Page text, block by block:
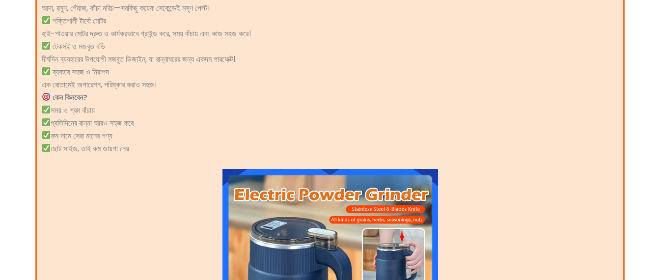
আদা, রসুন, পেঁয়াজ, কাঁচা মরিচ—সবকিছু কয়েক সেকেন্ডেই মসৃণ পেস্ট।
শক্তিশালী টার্বো মোটর
হাই-পাওয়ার মোটর দ্রুত ও কার্যকরভাবে গ্রাইন্ড করে, সময় বাঁচায় এবং কাজ সহজ করে।
টেকসই ও মজবুত বডি
দীর্ঘদিন ব্যবহারের উপযোগী মজবুত ডিজাইন, যা রান্নাঘরের জন্য একদম পারফেক্ট।
ব্যবহার সহজ ও নিরাপদ
এক বোতামেই অপারেশন, পরিষ্কার করাও সহজ।
কেন কিনবেন?
সময় ও শ্রম বাঁচায়
প্রতিদিনের রান্না আরও সহজ করে
কম দামে সেরা মানের পণ্য
ছোট সাইজ, তাই কম জায়গা নেয়